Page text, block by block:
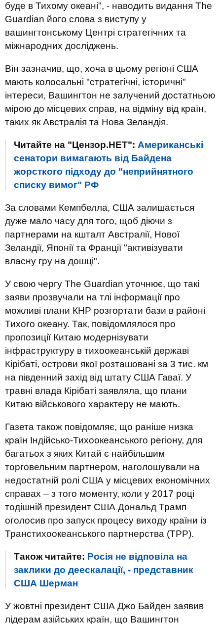
буде в Тихому океані", - наводить видання The
Guardian його слова з виступу у
вашингтонському Центрі стратегічних та
міжнародних досліджень.
Він зазначив, що, хоча в цьому регіоні США
мають колосальні "стратегічні, історичні"
інтереси, Вашингтон не залучений достатньою
мірою до місцевих справ, на відміну від країн,
таких як Австралія та Нова Зеландія.
Читайте на "Цензор.НЕТ": Американські
сенатори вимагають від Байдена
жорсткого підходу до "неприйнятного
списку вимог" РФ
За словами Кемпбелла, США залишається
дуже мало часу для того, щоб діючи з
партнерами на кшталт Австралії, Нової
Зеландії, Японії та Франції "активізувати
власну гру на дошці".
У свою чергу The Guardian уточнює, що такі
заяви прозвучали на тлі інформації про
можливі плани КНР розгортати бази в районі
Тихого океану. Так, повідомлялося про
пропозиції Китаю модернізувати
інфраструктуру в тихоокеанській державі
Кірібаті, острови якої розташовані за 3 тис. км
на південний захід від штату США Гаваї. У
травні влада Кірібаті заявляла, що плани
Китаю військового характеру не мають.
Газета також повідомляє, що раніше низка
країн Індійсько-Тихоокеанського регіону, для
багатьох з яких Китай є найбільшим
торговельним партнером, наголошували на
недостатній ролі США у місцевих економічних
справах – з того моменту, коли у 2017 році
тодішній президент США Дональд Трамп
оголосив про запуск процесу виходу країни із
Транстихоокеанського партнерства (TPP).
Також читайте: Росія не відповіла на
заклики до деескалації, - представник
США Шерман
У жовтні президент США Джо Байден заявив
лідерам азійських країн, що Вашингтон